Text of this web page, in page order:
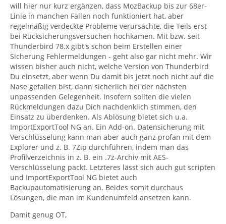
will hier nur kurz ergänzen, dass MozBackup bis zur 68er-
Linie in manchen Fällen noch funktioniert hat, aber
regelmäßig verdeckte Probleme verursachte, die Teils erst
bei Rücksicherungsversuchen hochkamen. Mit bzw. seit
Thunderbird 78.x gibt's schon beim Erstellen einer
Sicherung Fehlermeldungen - geht also gar nicht mehr. Wir
wissen bisher auch nicht, welche Version von Thunderbird
Du einsetzt, aber wenn Du damit bis jetzt noch nicht auf die
Nase gefallen bist, dann sicherlich bei der nächsten
unpassenden Gelegenheit. Insofern sollten die vielen
Rückmeldungen dazu Dich nachdenklich stimmen, den
Einsatz zu überdenken. Als Ablösung bietet sich u.a.
ImportExportTool NG an. Ein Add-on. Datensicherung mit
Verschlüsselung kann man aber auch ganz profan mit dem
Explorer und z. B. 7Zip durchführen, indem man das
Profilverzeichnis in z. B. ein .7z-Archiv mit AES-
Verschlüsselung packt. Letzteres lässt sich auch gut scripten
und ImportExportTool NG bietet auch
Backupautomatisierung an. Beides somit durchaus
Lösungen, die man im Kundenumfeld ansetzen kann.
Damit genug OT,